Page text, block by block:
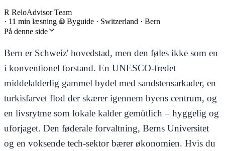
R ReloAdvisor Team
· 11 min læsning Byguide · Switzerland · Bern
På denne side
Bern er Schweiz' hovedstad, men den føles ikke som en
i konventionel forstand. En UNESCO-fredet
middelalderlig gammel bydel med sandstensarkader, en
turkisfarvet flod der skærer igennem byens centrum, og
en livsrytme som lokale kalder gemütlich – hyggelig og
uforjaget. Den føderale forvaltning, Berns Universitet
og en voksende tech-sektor bærer økonomien. Hvis du